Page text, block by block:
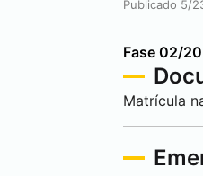
Publicado 5/
Fase 02/
Matrícula